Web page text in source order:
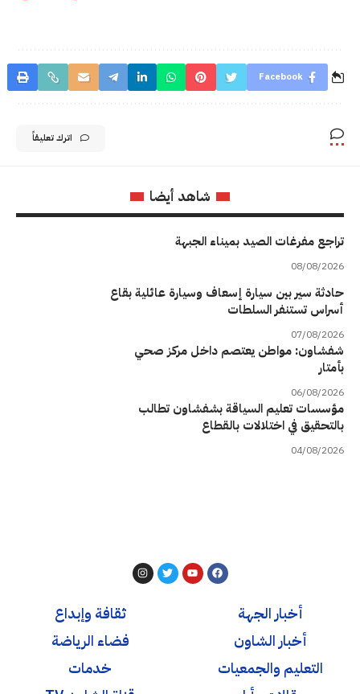
Facebook
اترك تعليقاً
شاهد أيضا
تراجع مفرغات الصيد بميناء الجبهة
08/08/2026
حادثة سير بين سيارة إسعاف وسيارة عائلية بقاع
أسراس تستنفر السلطات
07/08/2026
شفشاون: مواطن يعتصم داخل مركز صحي
بأمتار
06/08/2026
مؤسسات تعليم السياقة بشفشاون تطالب
بالتحقيق في اختلالات بالقطاع
04/08/2026
أخبار الجهة
أخبار الشاون
التعليم والجمعيات
ثقافة وإبداع
فضاء الرياضة
خدمات